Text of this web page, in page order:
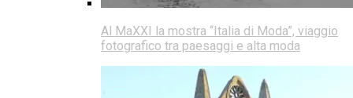
Al MaXXI la mostra “Italia di Moda”, viaggio
fotografico tra paesaggi e alta moda